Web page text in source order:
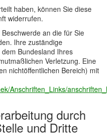
haben, können Sie diese
widerrufen.
an die für Sie
Ihre zuständige
Bundesland Ihres
Verletzung. Eine
nichtöffentlichen Bereich) mit
Anschriften_Links/
durch
und Dritte